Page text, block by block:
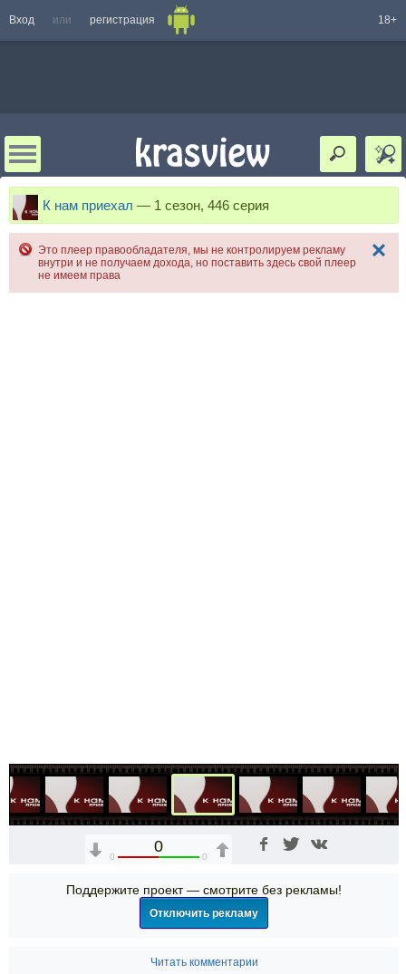
Вход или регистрация 18+
К нам приехал — 1 сезон, 446 серия
Это плеер правообладателя, мы не контролируем рекламу
внутри и не получаем дохода, но поставить здесь свой плеер
не имеем права
0
0 0
Поддержите проект — смотрите без рекламы!
Отключить рекламу
Читать комментарии